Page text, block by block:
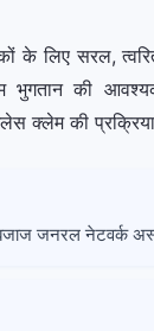
के लिए सरल,
भुगतान की
क्लेम की प्रक्रिया
जनरल नेटवर्क